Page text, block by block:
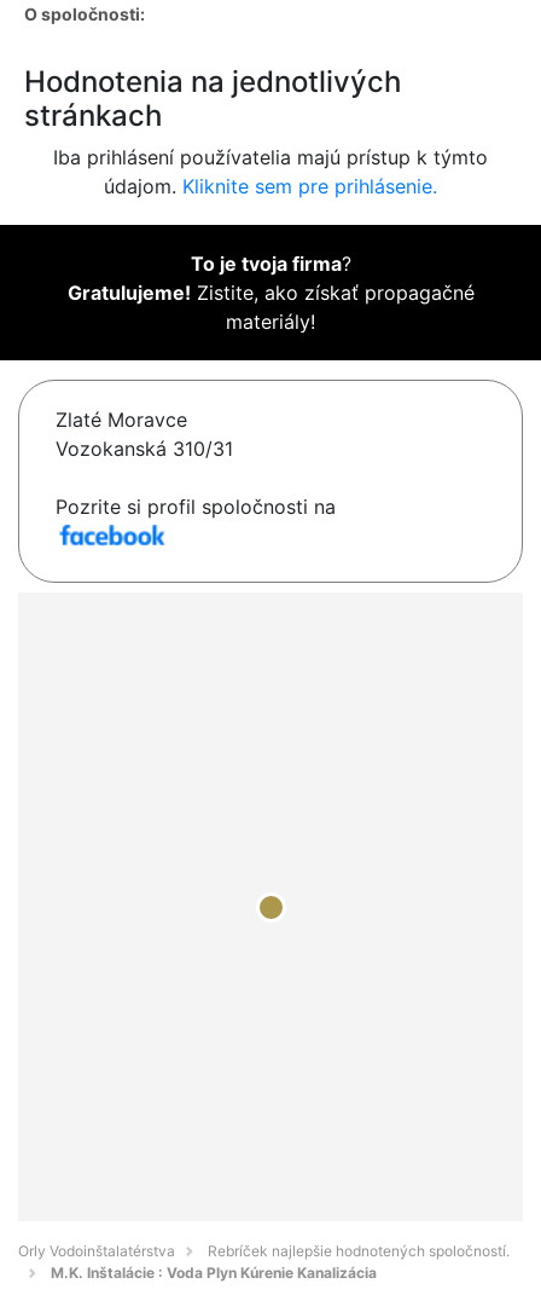
O spoločnosti:
Hodnotenia na jednotlivých
stránkach
Iba prihlásení používatelia majú prístup k týmto
údajom. Kliknite sem pre prihlásenie.
To je tvoja firma?
Gratulujeme! Zistite, ako získať propagačné
materiály!
Zlaté Moravce
Vozokanská 310/31
Pozrite si profil spoločnosti na
Orly Vodoinštalatérstva
Rebríček najlepšie hodnotených spoločností.
M.K. Inštalácie : Voda Plyn Kúrenie Kanalizácia